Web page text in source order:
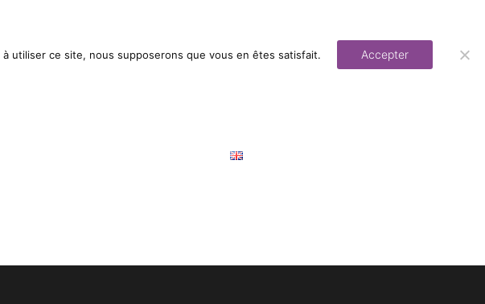
NOS CONSEILS HVE CONTACT VISITE ET DÉGUSTATION E-BOUTIQUE
utiliser ce site, nous supposerons que vous en êtes satisfait. Accepter